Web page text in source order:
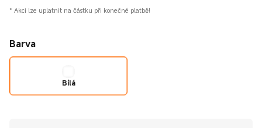
* Akci lze uplatnit na částku při konečné platbě!
Barva
Bílá